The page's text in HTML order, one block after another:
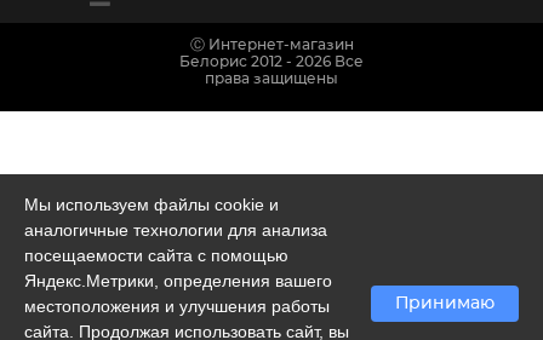
Мы используем файлы cookie и
аналогичные технологии для анализа
посещаемости сайта с помощью
Яндекс.Метрики, определения вашего
местоположения и улучшения работы
сайта. Продолжая использовать сайт, вы
Принимаю
Ⓒ Интернет-магазин
Белорис 2012 - 2026 Все
права защищены